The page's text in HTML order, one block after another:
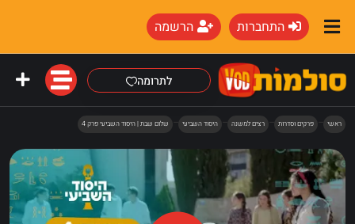
התחברות הרשמה
לתרומה
ראשי פרקים וסדרות רצים למשנה היסוד השביעי שלום שבת | היסוד השביעי פרק 4